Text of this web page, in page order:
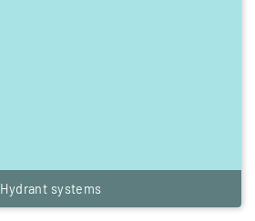
Hydrant systems